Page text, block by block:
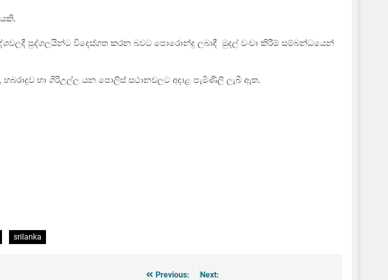
පුද්ගලයින්ට විදෙස්ගත කරන බවට පොරොන්දු ලබාදී මුදල් වංචා කිරීම් සම්බන්ධයෙන්
හා ගිරිඋල්ල යන පොලිස් සථානවලට අදාළ පැමිණිලි ලැබී ඇත.
srilanka
Previous:
Next: